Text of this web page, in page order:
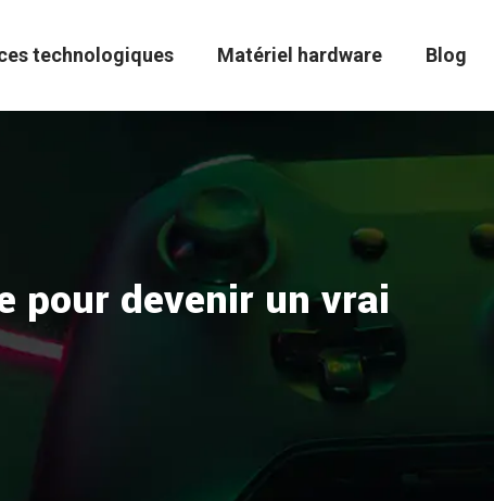
technologiques Matériel hardware Blog
pour devenir un vrai